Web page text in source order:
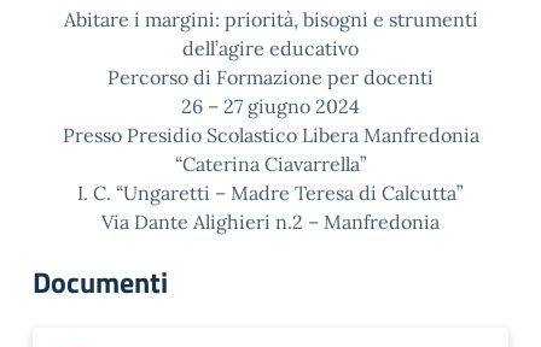
Abitare i margini: priorità, bisogni e strumenti
dell’agire educativo
Percorso di Formazione per docenti
26 – 27 giugno 2024
Presso Presidio Scolastico Libera Manfredonia
“Caterina Ciavarrella”
I. C. “Ungaretti – Madre Teresa di Calcutta”
Via Dante Alighieri n.2 – Manfredonia
Documenti